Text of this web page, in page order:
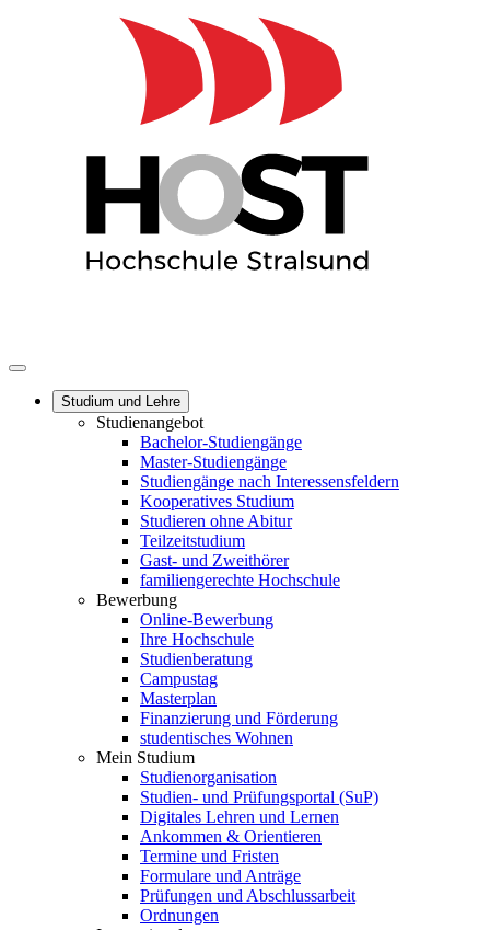
Studium und Lehre
Studienangebot
Bachelor-Studiengänge
Master-Studiengänge
Studiengänge nach Interessensfeldern
Kooperatives Studium
Studieren ohne Abitur
Teilzeitstudium
Gast- und Zweithörer
familiengerechte Hochschule
Bewerbung
Online-Bewerbung
Ihre Hochschule
Studienberatung
Campustag
Masterplan
Finanzierung und Förderung
studentisches Wohnen
Mein Studium
Studienorganisation
Studien- und Prüfungsportal (SuP)
Digitales Lehren und Lernen
Ankommen & Orientieren
Termine und Fristen
Formulare und Anträge
Prüfungen und Abschlussarbeit
Ordnungen